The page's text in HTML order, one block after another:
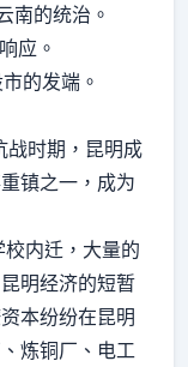
南的统治。
应。
的发端。
战时期，昆明成
镇之一，成为
内迁，大量的
明经济的短暂
本纷纷在昆明
炼铜厂、电工